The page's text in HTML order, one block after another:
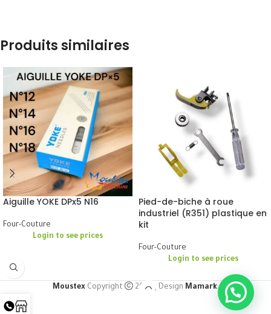
Produits similaires
Aiguille YOKE DPx5 N16
Four-Couture
Login to see prices
Pied-de-biche à roue
industriel (R351) plastique en
kit
Four-Couture
Login to see prices
MoustexCopyright 2024 | Design Mamark.